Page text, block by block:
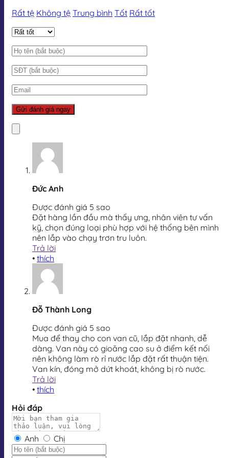
Rất tệ Không tệ Trung bình Tốt Rất tốt
Đức Anh
Được đánh giá 5 sao
Đặt hàng lần đầu mà thấy ưng, nhân viên tư vấn
kỹ, chọn đúng loại phù hợp với hệ thống bên mình
nên lắp vào chạy trơn tru luôn.
Trả lời
• thích
Đỗ Thành Long
Được đánh giá 5 sao
Mua để thay cho con van cũ, lắp đặt nhanh, dễ
dàng. Van này có gioăng cao su ở điểm kết nối
nên không làm rò rỉ nước lắp đặt rất thuận tiện.
Van kín, đóng mở dứt khoát, không bị rò nước.
Trả lời
• thích
Hỏi đáp
Anh Chị